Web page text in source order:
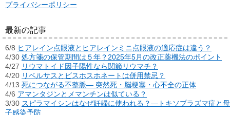
プライバシーポリシー
最新の記事
6/8 ヒアレイン点眼液とヒアレインミニ点眼液の適応症は違う？
4/30 処方箋の保管期間は５年？2025年5月の改正薬機法のポイント
4/27 リウマトイド因子陽性なら関節リウマチ？
4/20 リベルサスとビスホスホネートは併用禁忌？
4/13 死につながる不整脈― 突然死・脳梗塞・心不全の正体
4/6 アマンタジンとメマンチンは似ている？
3/30 スピラマイシンはなぜ妊婦に使われる？―トキソプラズマ症と母
子感染予防